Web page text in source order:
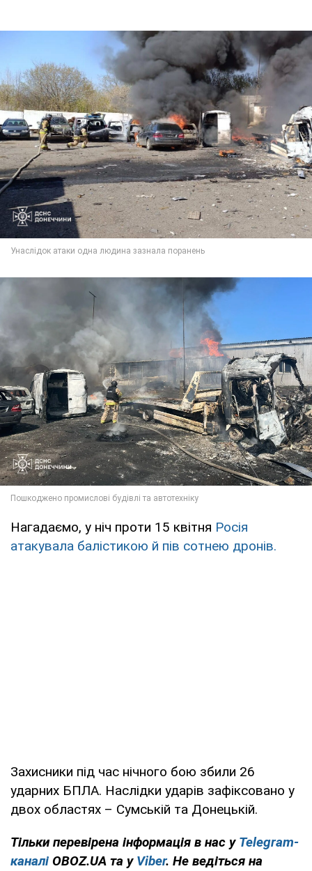
Нагадаємо, у ніч проти 15 квітня Росія
атакувала балістикою й пів сотнею дронів.
Захисники під час нічного бою збили 26
ударних БПЛА. Наслідки ударів зафіксовано у
двох областях – Сумській та Донецькій.
Тільки перевірена інформація в нас у Telegram-
каналі OBOZ.UA та у Viber. Не ведіться на